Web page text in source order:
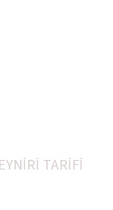
TARİFİ